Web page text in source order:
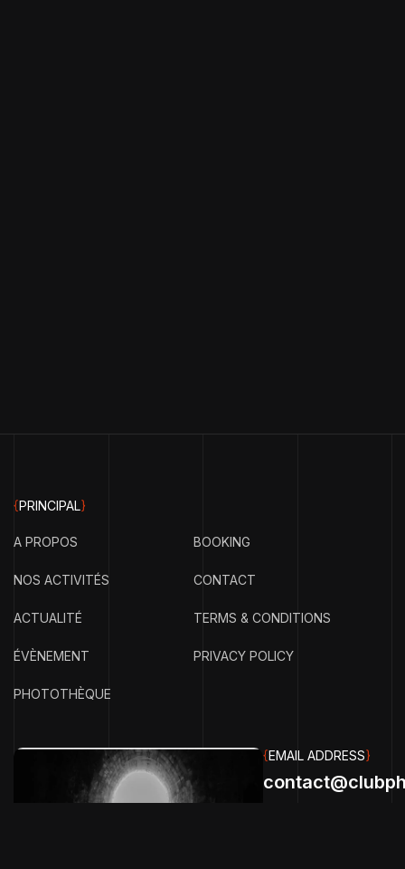
{PRINCIPAL}
A PROPOS
NOS ACTIVITÉS
ACTUALITÉ
ÉVÈNEMENT
PHOTOTHÈQUE
BOOKING
CONTACT
TERMS & CONDITIONS
PRIVACY POLICY
{EMAIL ADDRESS}